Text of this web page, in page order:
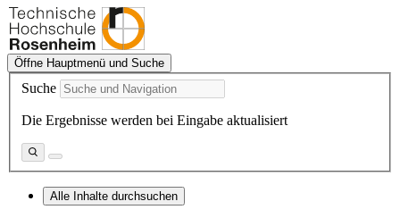
Öffne Hauptmenü und Suche
Suche
Die Ergebnisse werden bei Eingabe aktualisiert
Alle Inhalte durchsuchen